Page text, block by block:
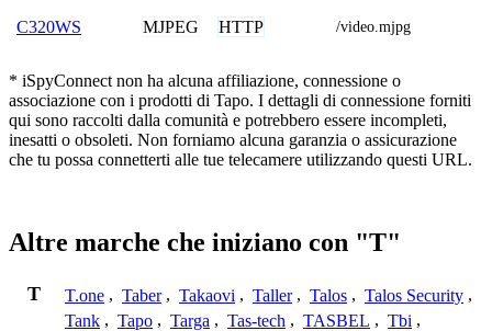
C320WS MJPEG HTTP /video.mjpg
* iSpyConnect non ha alcuna affiliazione, connessione o
associazione con i prodotti di Tapo. I dettagli di connessione forniti
qui sono raccolti dalla comunità e potrebbero essere incompleti,
inesatti o obsoleti. Non forniamo alcuna garanzia o assicurazione
che tu possa connetterti alle tue telecamere utilizzando questi URL.
Altre marche che iniziano con "T"
T T.one , Taber , Takaovi , Taller , Talos , Talos Security ,
Tank , Tapo , Targa , Tas-tech , TASBEL , Tbi ,